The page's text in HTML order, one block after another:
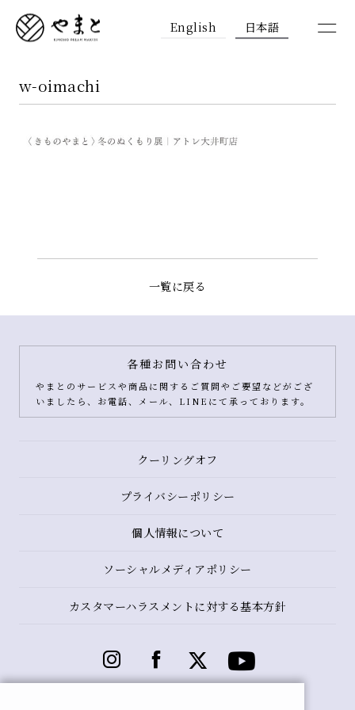
English 日本語
w-oimachi
一覧に戻る
各種お問い合わせ
やまとのサービスや商品に関するご質問やご要望などがござ
いましたら、お電話、メール、LINEにて承っております。
クーリングオフ
プライバシーポリシー
個人情報について
ソーシャルメディアポリシー
カスタマーハラスメントに対する基本方針